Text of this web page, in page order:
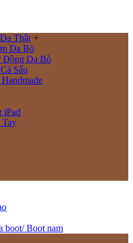
Thật +
Da Bò
Động Da Bò
Sấu
iPad
Tay
boot/ Boot nam